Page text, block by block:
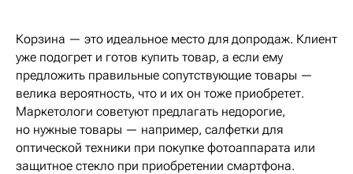
Корзина — это идеальное место для допродаж. Клиент
уже подогрет и готов купить товар, а если ему
предложить правильные сопутствующие товары —
велика вероятность, что и их он тоже приобретет.
Маркетологи советуют предлагать недорогие,
но нужные товары — например, салфетки для
оптической техники при покупке фотоаппарата или
защитное стекло при приобретении смартфона.